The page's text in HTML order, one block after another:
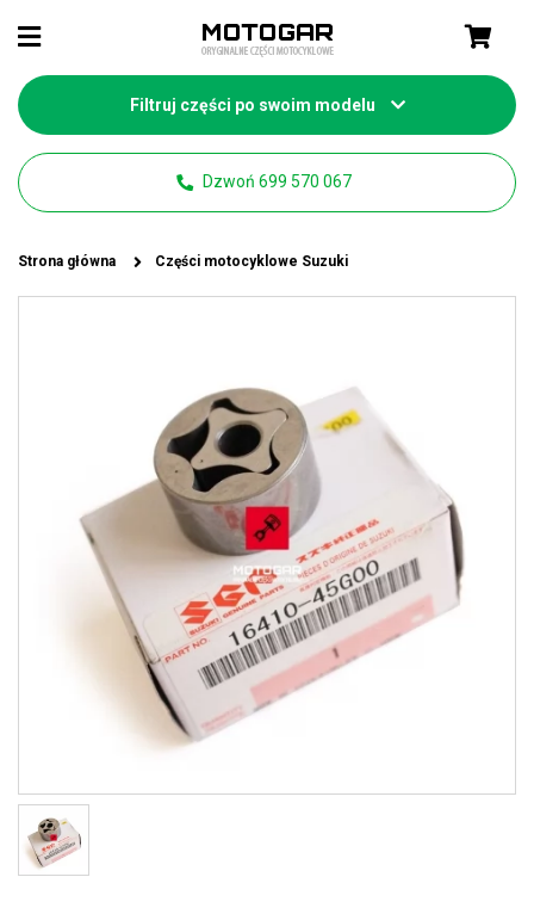
Filtruj części po swoim modelu
Dzwoń 699 570 067
Strona główna Części motocyklowe Suzuki